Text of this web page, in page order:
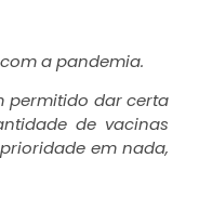
a pandemia.
permitido dar certa
de vacinas
em nada,